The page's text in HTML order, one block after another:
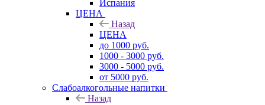
Испания
ЦЕНА
Назад
ЦЕНА
до 1000 руб.
1000 - 3000 руб.
3000 - 5000 руб.
от 5000 руб.
Слабоалкогольные напитки
Назад